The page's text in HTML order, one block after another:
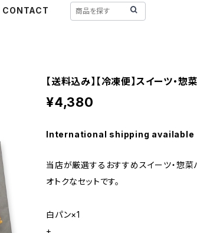
CONTACT
【送料込み】【冷凍便】スイーツ・惣
¥4,380
International shipping available
当店が厳選するおすすめスイーツ・惣
オトクなセットです。
白パン×1
+